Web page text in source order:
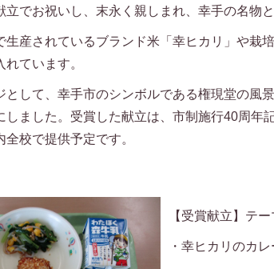
立でお祝いし、末永く親しまれ、幸手の名物
生産されているブランド米「幸ヒカリ」や栽
ています。
として、幸手市のシンボルである権現堂の風
しました。受賞した献立は、市制施行40周年
全校で提供予定です。
【受賞献立】テ
・幸ヒカリのカ